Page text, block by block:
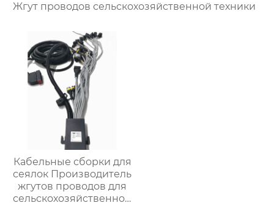
Жгут проводов сельскохозяйственной техники
Кабельные сборки для
сеялок Производитель
жгутов проводов для
сельскохозяйственной